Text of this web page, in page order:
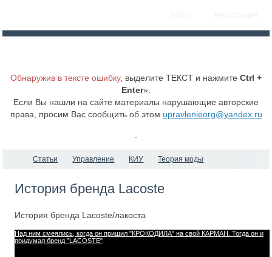
Обнаружив в тексте ошибку, выделите ТЕКСТ и нажмите Ctrl +
Enter».
Если Вы нашли на сайте материалы нарушающие авторские
права, просим Вас сообщить об этом upravlenieorg@yandex.ru
Статьи Управление КИУ Теория моды
История бренда Lacoste
История бренда Lacoste/лакоста